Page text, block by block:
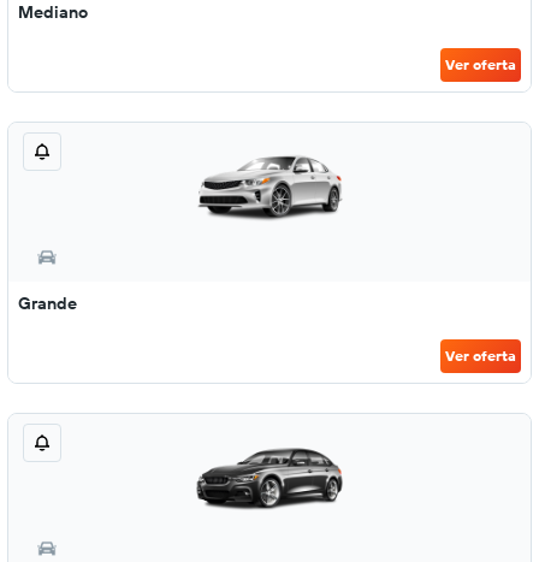
Mediano
Ver oferta
Grande
Ver oferta